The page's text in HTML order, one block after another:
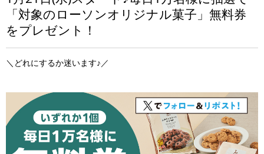
「対象のローソンオリジナル菓子」無料券
をプレゼント！
＼どれにするか迷います♪／